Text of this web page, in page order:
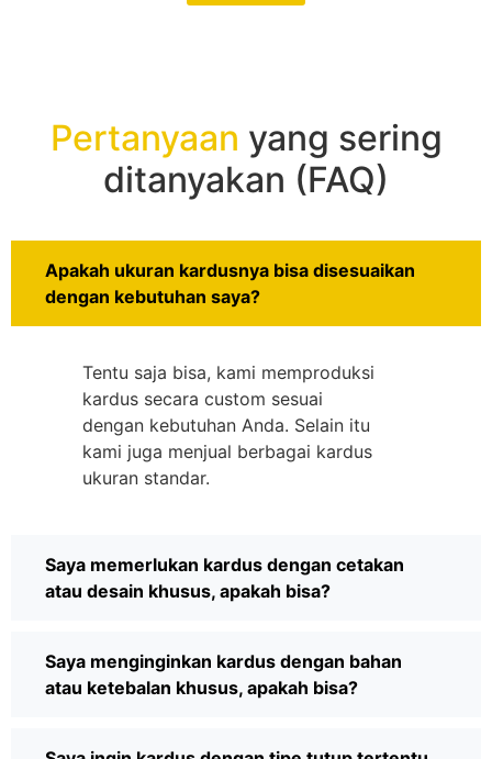
Pertanyaan yang sering
ditanyakan (FAQ)
Apakah ukuran kardusnya bisa disesuaikan
dengan kebutuhan saya?
Tentu saja bisa, kami memproduksi
kardus secara custom sesuai
dengan kebutuhan Anda. Selain itu
kami juga menjual berbagai kardus
ukuran standar.
Saya memerlukan kardus dengan cetakan
atau desain khusus, apakah bisa?
Saya menginginkan kardus dengan bahan
atau ketebalan khusus, apakah bisa?